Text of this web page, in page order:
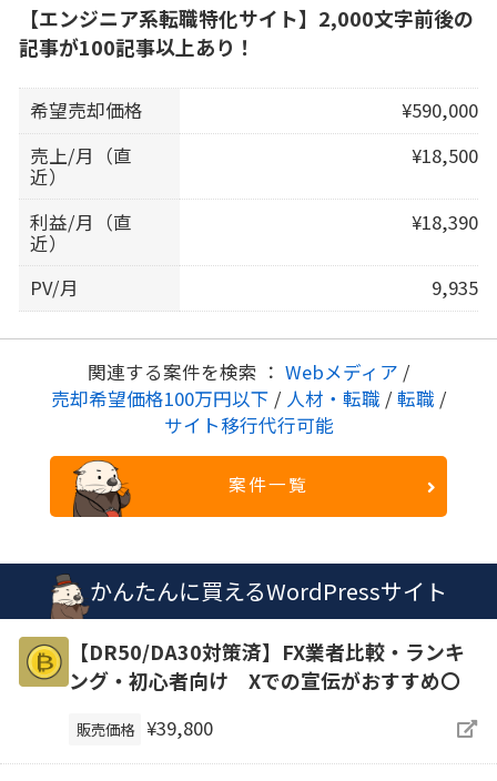
【エンジニア系転職特化サイト】2,000文字前後の
記事が100記事以上あり！
希望売却価格
¥590,000
売上/月（直
近）
¥18,500
利益/月（直
近）
¥18,390
PV/月 9,935
関連する案件を検索 ： Webメディア /
売却希望価格100万円以下 / 人材・転職 / 転職 /
サイト移行代行可能
案件一覧
かんたんに買えるWordPressサイト
【DR50/DA30対策済】FX業者比較・ランキ
ング・初心者向け Xでの宣伝がおすすめ〇
販売価格 ¥39,800